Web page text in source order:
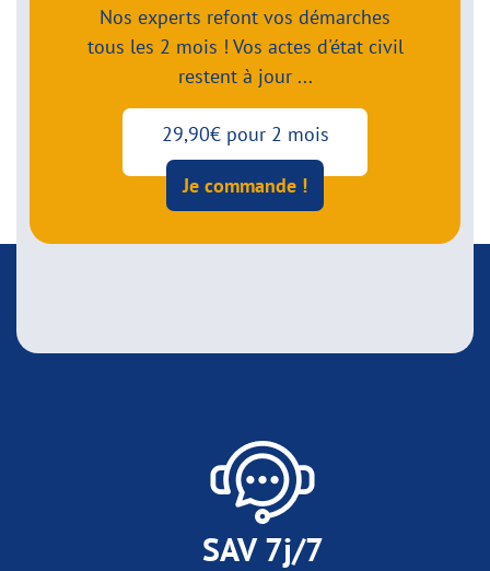
Nos experts refont vos démarches
tous les 2 mois ! Vos actes d'état civil
restent à jour ...
29,90€ pour 2 mois
Je commande !
SAV 7j/7